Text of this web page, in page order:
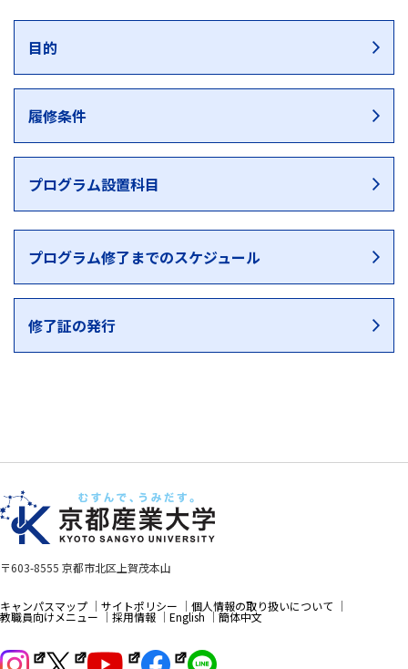
目的
履修条件
プログラム設置科目
プログラム修了までのスケジュール
修了証の発行
〒603-8555 京都市北区上賀茂本山
キャンパスマップ サイトポリシー 個人情報の取り扱いについて
教職員向けメニュー 採用情報 English 簡体中文